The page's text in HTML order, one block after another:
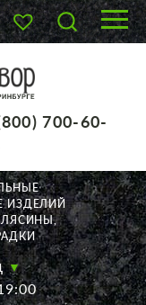
700-60-
ИЗДЕЛИЙ